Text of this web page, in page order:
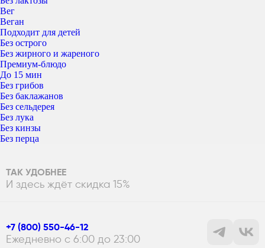
Вег
Веган
Подходит для детей
Без острого
Без жирного и жареного
Премиум-блюдо
До 15 мин
Без грибов
Без баклажанов
Без сельдерея
Без лука
Без кинзы
Без перца
ТАК УДОБНЕЕ
И здесь ждёт скидка 15%
+7 (800) 550-46-12
Ежедневно с 6:00 до 23:00